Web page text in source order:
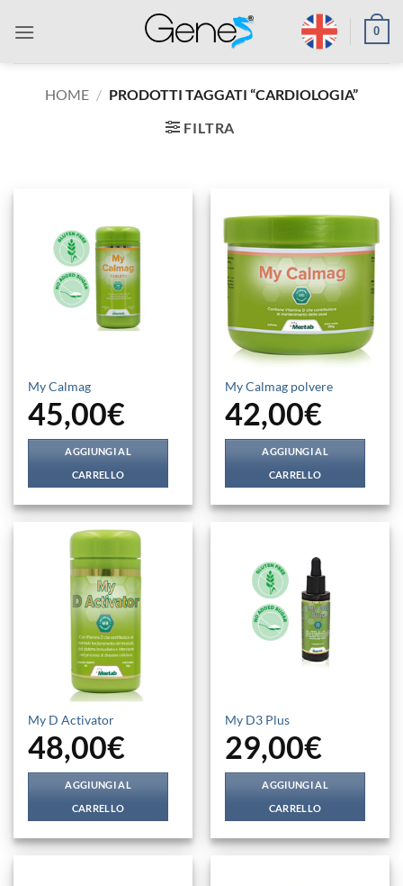
0
HOME / PRODOTTI TAGGATI “CARDIOLOGIA”
FILTRA
My Calmag
45,00€
AGGIUNGI AL
CARRELLO
My Calmag polvere
42,00€
AGGIUNGI AL
CARRELLO
My D Activator
48,00€
AGGIUNGI AL
CARRELLO
My D3 Plus
29,00€
AGGIUNGI AL
CARRELLO